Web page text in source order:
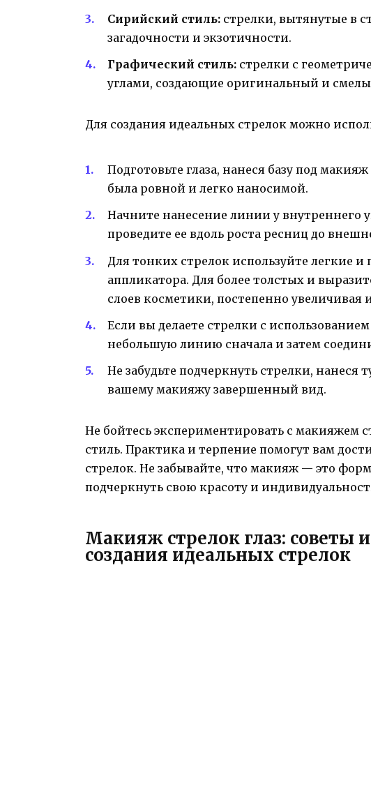
Сирийский стиль: стрелки, вытянутые в
загадочности и экзотичности.
Графический стиль: стрелки с
углами, создающие оригинальный и
Для создания идеальных стрелок можно
Подготовьте глаза, нанеся базу под
была ровной и легко наносимой.
Начните нанесение линии у внутреннего
проведите ее вдоль роста ресниц до
Для тонких стрелок используйте легкие
аппликатора. Для более толстых и
слоев косметики, постепенно увеличивая
Если вы делаете стрелки с
небольшую линию сначала и затем
Не забудьте подчеркнуть стрелки, нанеся
вашему макияжу завершенный вид.
Не бойтесь экспериментировать с макияжем
стиль. Практика и терпение помогут вам
стрелок. Не забывайте, что макияж — это
подчеркнуть свою красоту и
Макияж стрелок глаз: советы
создания идеальных стрелок